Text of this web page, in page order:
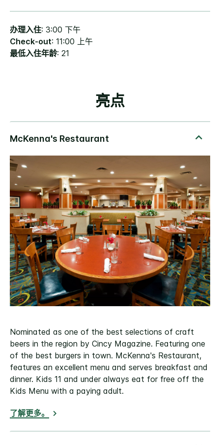
办理入住: 3:00 下午
Check-out: 11:00 上午
最低入住年龄: 21
亮点
Nominated as one of the best selections of craft
beers in the region by Cincy Magazine. Featuring one
of the best burgers in town. McKenna's Restaurant,
features an excellent menu and serves breakfast and
dinner. Kids 11 and under always eat for free off the
Kids Menu with a paying adult.
了解更多。